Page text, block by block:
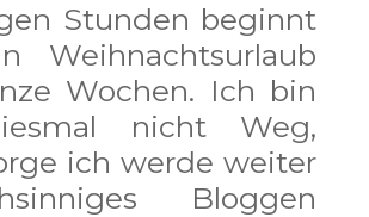
Stunden beginnt
Weihnachtsurlaub
Wochen. Ich bin
nicht Weg,
ich werde weiter
Bloggen